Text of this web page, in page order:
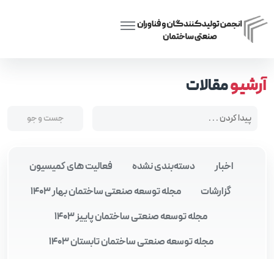
آرشیومقالات
اخبار دسته‌بندی نشده
فعالیت های کمیسیون
گزارشات
مجله توسعه صنعتی ساختمان بهار 1403
مجله توسعه صنعتی ساختمان پاییز 1403
مجله توسعه صنعتی ساختمان تابستان 1403